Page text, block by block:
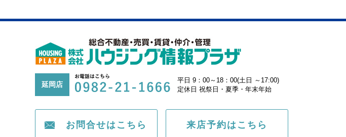
延岡店
平日 9：00～18：00(土日 ～17:00)
定休日 祝祭日・夏季・年末年始
お問合せはこちら 来店予約はこちら